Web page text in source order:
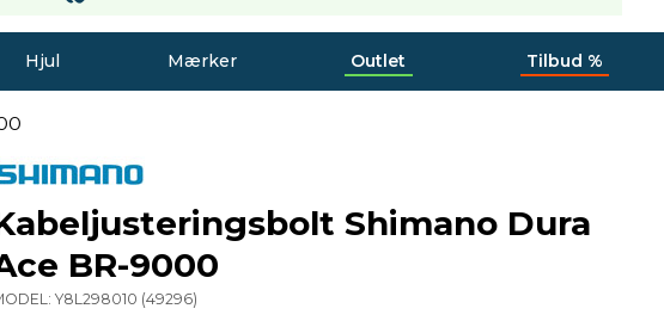
Hjul Mærker Outlet Tilbud %
Shimano Dura
BR-9000
Y8L298010 (49296)